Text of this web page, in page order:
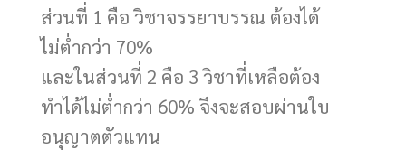
ส่วนที่ 1 คือ วิชาจรรยาบรรณ ต้องได้
ไม่ตํ่ากว่า 70%
และในส่วนที่ 2 คือ 3 วิชาที่เหลือต้อง
ทําได้ไม่ตํ่ากว่า 60% จึงจะสอบผ่านใบ
อนุญาตตัวแทน